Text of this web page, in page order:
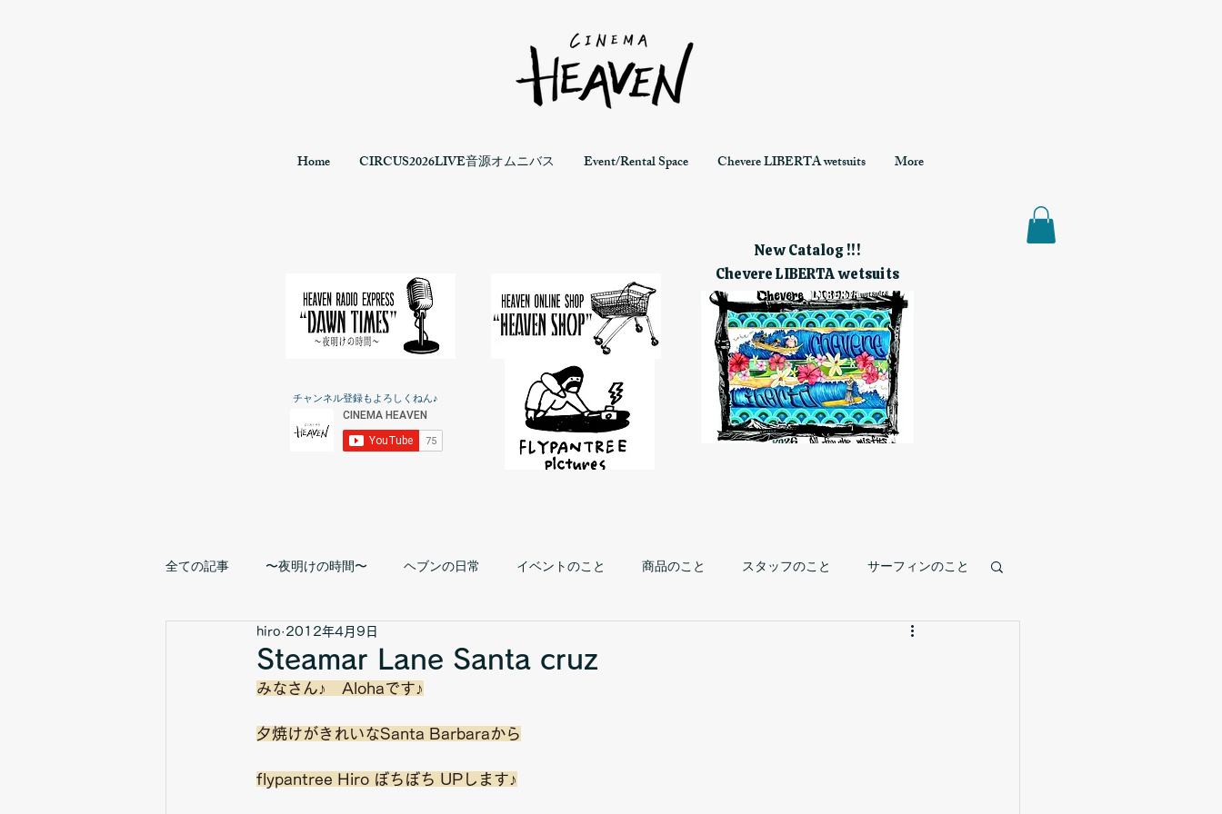
Home CIRCUS2026LIVE音源オムニバス Event/Rental Space Chevere LIBERTA wetsuits More
New Catalog !!!
チャンネル登録もよろしくねん♪
Chevere LIBERTA wetsuits
全ての記事 〜夜明けの時間〜 ヘブンの日常 イベントのこと 商品のこと スタッフのこと サーフィンのこと
Steamar Lane Santa cruz
hiro 2012年4月9日
みなさん♪　Alohaです♪
夕焼けがきれいなSanta Barbaraから
flypantree Hiro ぼちぼち UPします♪